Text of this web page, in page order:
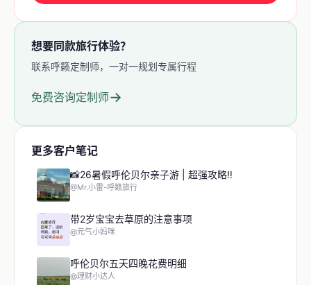
想要同款旅行体验？
联系呼籁定制师，一对一规划专属行程
免费咨询定制师→
更多客户笔记
📸26暑假呼伦贝尔亲子游 | 超强攻略‼️
@Mr.小雷-呼籁旅行
带2岁宝宝去草原的注意事项
@元气小妈咪
呼伦贝尔五天四晚花费明细
@理财小达人